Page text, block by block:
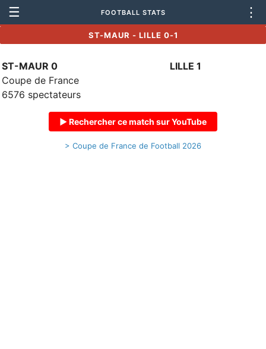
☰ FOOTBALL STATS ⋮
ST-MAUR - LILLE 0-1
ST-MAUR 0
LILLE 1
Coupe de France
6576 spectateurs
▶ Rechercher ce match sur YouTube
> Coupe de France de Football 2026